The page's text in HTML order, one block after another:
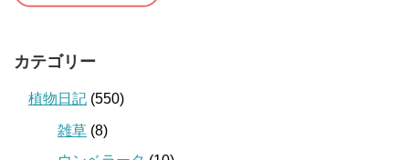
カテゴリー
植物日記 (550)
雑草 (8)